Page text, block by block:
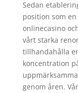
Sedan
position som
onlinecasino
vårt starka
tillhandahålla
koncentration
genom åren.